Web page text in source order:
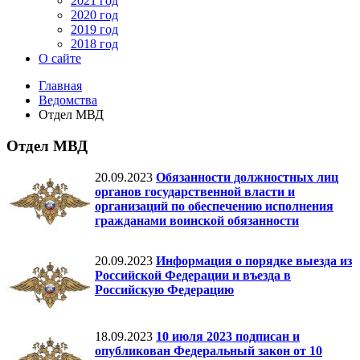
2020 год
2019 год
2018 год
О сайте
Главная
Ведомства
Отдел МВД
Отдел МВД
20.09.2023 Обязанности должностных лиц
органов государственной власти и
организаций по обеспечению исполнения
гражданами воинской обязанности
20.09.2023 Информация о порядке выезда из
Российской Федерации и въезда в
Российскую Федерацию
18.09.2023 10 июля 2023 подписан и
опубликован Федеральный закон от 10